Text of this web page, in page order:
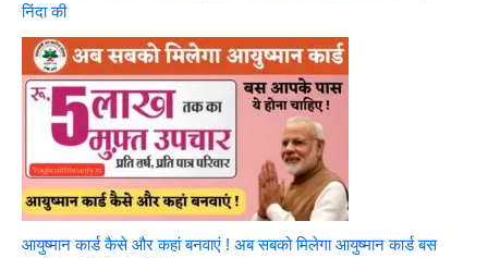
निंदा की
आयुष्मान कार्ड कैसे और कहां बनवाएं ! अब सबको मिलेगा आयुष्मान कार्ड बस